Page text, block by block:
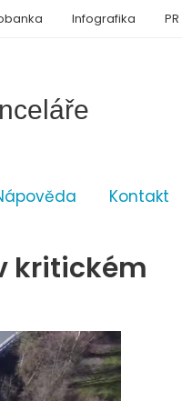
Kontakt
Infografika
kritickém